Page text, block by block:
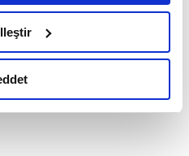
detaylı bilgi için
Çerez Bilgilendirme
kapsamında